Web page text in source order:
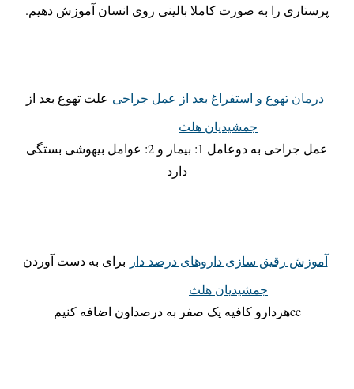
پرستاری را به صورت کاملا بالینی روی انسان آموزش دهیم.
درمان تهوع و استفراغ بعد از عمل جراحی
جمشیدیان هلث
علت تهوع بعد از
عمل جراحی به دوعامل 1: بیمار و 2: عوامل بیهوشی بستگی
دارد
آموزش رقیق سازی داروهای درصد دار
جمشیدیان هلث
برای به دست آوردن
ccهردارو کافیه یک صفر به درصداون اضافه کنیم